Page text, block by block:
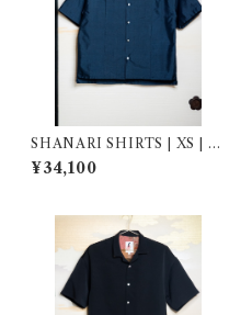
SHANARI SHIRTS | XS | 2
64056
¥34,100